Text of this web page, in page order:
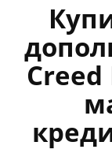
Creed